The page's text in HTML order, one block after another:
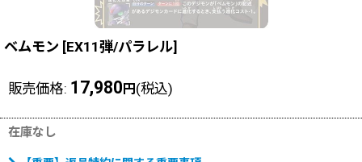
ベムモン [EX11弾/パラレル]
販売価格: 17,980 円 (税込)
在庫なし